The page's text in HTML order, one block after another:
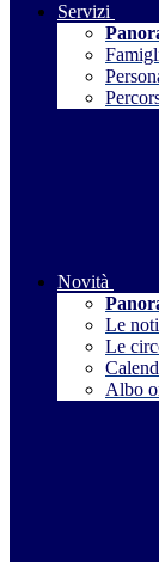
Servizi
Novità
Le
Le
Albo